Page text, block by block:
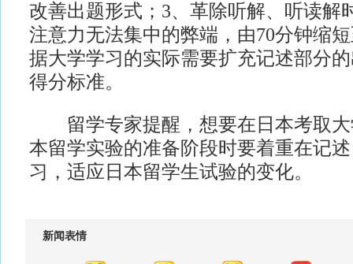
改善出题形式；3、革除听解、听读解
注意力无法集中的弊端，由70分钟缩
据大学学习的实际需要扩充记述部分
得分标准。
留学专家提醒，想要在日本考取大
本留学实验的准备阶段时要着重在记
习，适应日本留学生试验的变化。
新闻表情